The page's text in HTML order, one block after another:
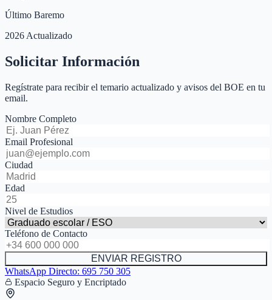
Último Baremo
2026 Actualizado
Solicitar Información
Regístrate para recibir el temario actualizado y avisos del BOE en tu
email.
Nombre Completo
Email Profesional
Ciudad
Edad
Nivel de Estudios
Teléfono de Contacto
ENVIAR REGISTRO
WhatsApp Directo: 695 750 305
Espacio Seguro y Encriptado